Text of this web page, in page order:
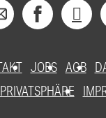
JOBS AGB
PRIVATSPHÄRE